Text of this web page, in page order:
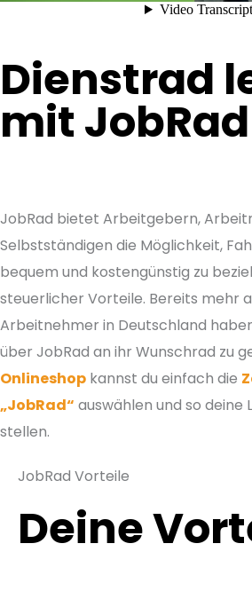
Dienstrad
mit JobRad
JobRad bietet Arbeitgebern,
Selbstständigen die Möglichkeit,
bequem und kostengünstig zu
steuerlicher Vorteile. Bereits mehr
Arbeitnehmer in Deutschland
über JobRad an ihr Wunschrad zu
Onlineshop kannst du einfach die
„JobRad“ auswählen und so deine
stellen.
JobRad Vorteile
Deine